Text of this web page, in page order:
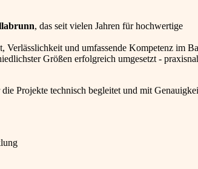
, das seit vielen Jahren für hochwertige
Verlässlichkeit und umfassende Kompetenz im
Größen erfolgreich umgesetzt -
Projekte technisch begleitet und mit